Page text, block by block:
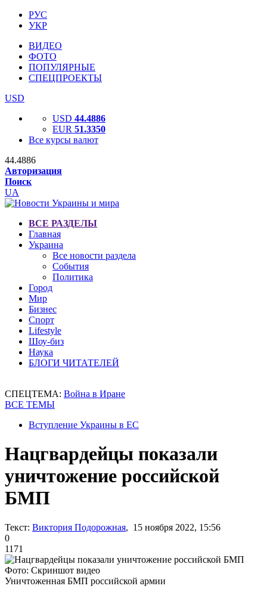
РУС
УКР
ВИДЕО
ФОТО
ПОПУЛЯРНЫЕ
СПЕЦПРОЕКТЫ
USD
USD 44.4886
EUR 51.3350
Все курсы валют
44.4886
Авторизация
Поиск
UA
ВСЕ РАЗДЕЛЫ
Главная
Украина
Все новости раздела
События
Политика
Город
Мир
Бизнес
Спорт
Lifestyle
Шоу-биз
Наука
БЛОГИ ЧИТАТЕЛЕЙ
СПЕЦТЕМА: Война в Иране
ВСЕ ТЕМЫ
Вступление Украины в ЕС
Нацгвардейцы показали
уничтожение российской
БМП
Текст: Виктория Подорожная, 15 ноября 2022, 15:56
0
1171
Фото: Скриншот видео
Уничтоженная БМП российской армии